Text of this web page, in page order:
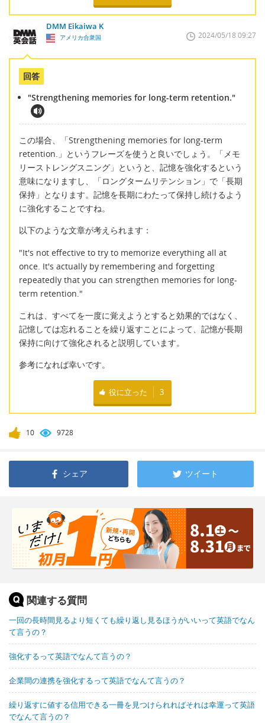
DMM Eikaiwa K
アメリカ合衆国 2024/05/18 09:27
回答
"Strengthening memories for long-term retention."
この場合、「Strengthening memories for long-term
retention.」というフレーズを使うと良いでしょう。「メモ
リーストレングスニング」というと、記憶を強化するという
意味になりますし、「ロングタームリテンション」で「長期
保持」となります。記憶を長期にわたって保持し続けるよう
に強化することですね。
以下のような文章が考えられます：
"It's not effective to try to memorize everything all at
once. It's actually by remembering and forgetting
repeatedly that you can strengthen memories for long-
term retention."
これは、すべてを一度に覚えようとすると効果的ではなく、
記憶しては忘れることを繰り返すことによって、記憶が長期
保持に向けて強化されると説明しています。
参考になれば幸いです。
役に立った 3
10 9728
シェア ツイート
関連する質問
一回の長時間見るより短くても繰り返し見るほうがいいって英語でなん
て言うの？
強化するって英語でなんて言うの？
企業間の連携を強化するって英語でなんて言うの？
繰り返すに値する信用できる一冊を見つけられればそれは幸運って英語
でなんて言うの？